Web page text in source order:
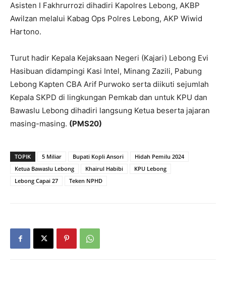
Asisten I Fakhrurrozi dihadiri Kapolres Lebong, AKBP
Awilzan melalui Kabag Ops Polres Lebong, AKP Wiwid
Hartono.
Turut hadir Kepala Kejaksaan Negeri (Kajari) Lebong Evi
Hasibuan didampingi Kasi Intel, Minang Zazili, Pabung
Lebong Kapten CBA Arif Purwoko serta diikuti sejumlah
Kepala SKPD di lingkungan Pemkab dan untuk KPU dan
Bawaslu Lebong dihadiri langsung Ketua beserta jajaran
masing-masing. (PMS20)
TOPIK 5 Miliar Bupati Kopli Ansori
Hidah Pemilu 2024
Ketua Bawaslu Lebong
Khairul Habibi
KPU Lebong
Lebong Capai 27
Teken NPHD